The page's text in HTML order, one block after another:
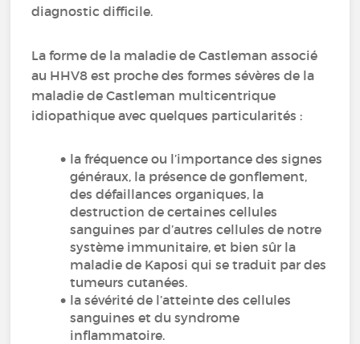
diagnostic difficile.
La forme de la maladie de Castleman associé
au HHV8 est proche des formes sévères de la
maladie de Castleman multicentrique
idiopathique avec quelques particularités :
la fréquence ou l’importance des signes
généraux, la présence de gonflement,
des défaillances organiques, la
destruction de certaines cellules
sanguines par d’autres cellules de notre
système immunitaire, et bien sûr la
maladie de Kaposi qui se traduit par des
tumeurs cutanées.
la sévérité de l’atteinte des cellules
sanguines et du syndrome
inflammatoire.